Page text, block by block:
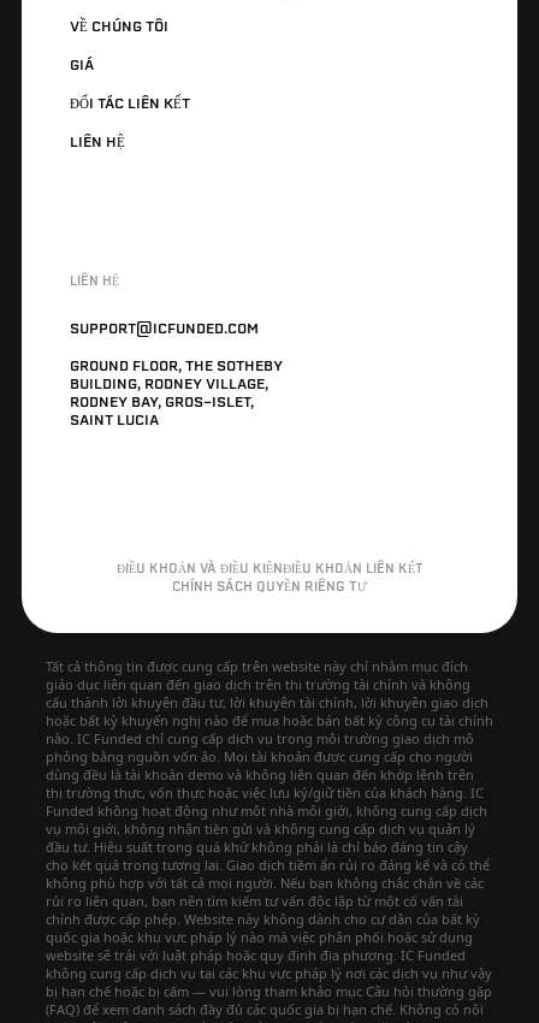
VỀ CHÚNG TÔI
GIÁ
ĐỐI TÁC LIÊN KẾT
LIÊN HỆ
LIÊN HỆ
SUPPORT@ICFUNDED.COM
GROUND FLOOR, THE SOTHEBY
BUILDING, RODNEY VILLAGE,
RODNEY BAY, GROS-ISLET,
SAINT LUCIA
ĐIỀU KHOẢN VÀ ĐIỀU KIỆNĐIỀU KHOẢN LIÊN KẾT
CHÍNH SÁCH QUYỀN RIÊNG TƯ
Tất cả thông tin được cung cấp trên website này chỉ nhằm mục đích
giáo dục liên quan đến giao dịch trên thị trường tài chính và không
cấu thành lời khuyên đầu tư, lời khuyên tài chính, lời khuyên giao dịch
hoặc bất kỳ khuyến nghị nào để mua hoặc bán bất kỳ công cụ tài chính
nào. IC Funded chỉ cung cấp dịch vụ trong môi trường giao dịch mô
phỏng bằng nguồn vốn ảo. Mọi tài khoản được cung cấp cho người
dùng đều là tài khoản demo và không liên quan đến khớp lệnh trên
thị trường thực, vốn thực hoặc việc lưu ký/giữ tiền của khách hàng. IC
Funded không hoạt động như một nhà môi giới, không cung cấp dịch
vụ môi giới, không nhận tiền gửi và không cung cấp dịch vụ quản lý
đầu tư. Hiệu suất trong quá khứ không phải là chỉ báo đáng tin cậy
cho kết quả trong tương lai. Giao dịch tiềm ẩn rủi ro đáng kể và có thể
không phù hợp với tất cả mọi người. Nếu bạn không chắc chắn về các
rủi ro liên quan, bạn nên tìm kiếm tư vấn độc lập từ một cố vấn tài
chính được cấp phép. Website này không dành cho cư dân của bất kỳ
quốc gia hoặc khu vực pháp lý nào mà việc phân phối hoặc sử dụng
website sẽ trái với luật pháp hoặc quy định địa phương. IC Funded
không cung cấp dịch vụ tại các khu vực pháp lý nơi các dịch vụ như vậy
bị hạn chế hoặc bị cấm — vui lòng tham khảo mục Câu hỏi thường gặp
(FAQ) để xem danh sách đầy đủ các quốc gia bị hạn chế. Không có nội